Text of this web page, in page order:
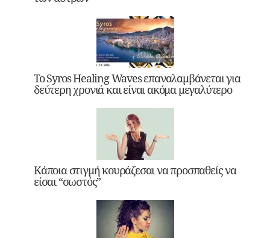
Το Syros Healing Waves επαναλαμβάνεται για
δεύτερη χρονιά και είναι ακόμα μεγαλύτερο
Κάποια στιγμή κουράζεσαι να προσπαθείς να
είσαι “σωστός”